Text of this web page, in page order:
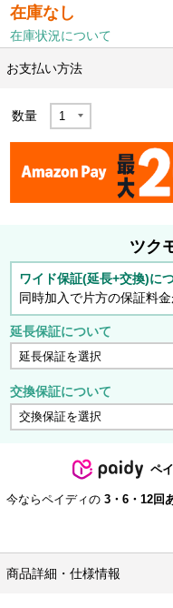
在庫なし
在庫状況について
お支払い方法
数量
ツク
ワイド保証(延長+交換)に
同時加入で片方の保証料
延長保証について
交換保証について
ペ
今ならペイディの 3・6・12回
商品詳細・仕様情報